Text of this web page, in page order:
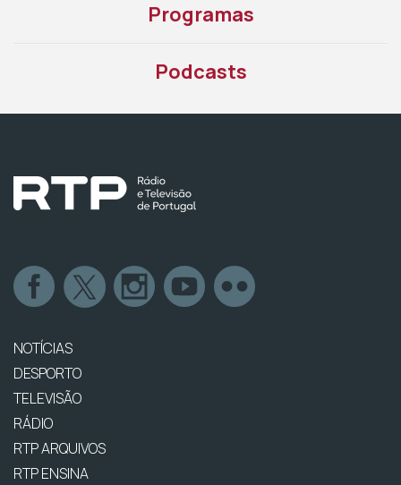
Programas
Podcasts
NOTÍCIAS
DESPORTO
TELEVISÃO
RÁDIO
RTP ARQUIVOS
RTP ENSINA